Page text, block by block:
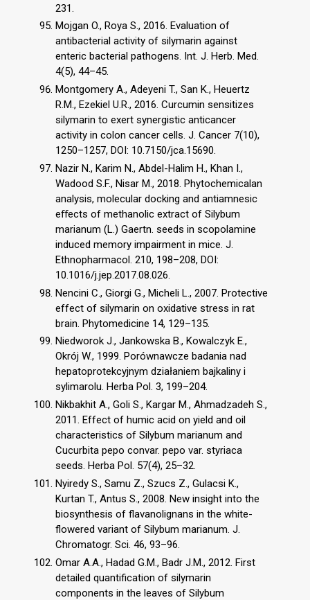
231.
Mojgan O., Roya S., 2016. Evaluation of
antibacterial activity of silymarin against
enteric bacterial pathogens. Int. J. Herb. Med.
4(5), 44–45.
Montgomery A., Adeyeni T., San K., Heuertz
R.M., Ezekiel U.R., 2016. Curcumin sensitizes
silymarin to exert synergistic anticancer
activity in colon cancer cells. J. Cancer 7(10),
1250–1257, DOI: 10.7150/jca.15690.
Nazir N., Karim N., Abdel-Halim H., Khan I.,
Wadood S.F., Nisar M., 2018. Phytochemicalan
analysis, molecular docking and antiamnesic
eﬀects of methanolic extract of Silybum
marianum (L.) Gaertn. seeds in scopolamine
induced memory impairment in mice. J.
Ethnopharmacol. 210, 198–208, DOI:
10.1016/j.jep.2017.08.026.
Nencini C., Giorgi G., Micheli L., 2007. Protective
effect of silymarin on oxidative stress in rat
brain. Phytomedicine 14, 129–135.
Niedworok J., Jankowska B., Kowalczyk E.,
Okrój W., 1999. Porównawcze badania nad
hepatoprotekcyjnym działaniem bajkaliny i
sylimarolu. Herba Pol. 3, 199–204.
Nikbakhit A., Goli S., Kargar M., Ahmadzadeh S.,
2011. Effect of humic acid on yield and oil
characteristics of Silybum marianum and
Cucurbita pepo convar. pepo var. styriaca
seeds. Herba Pol. 57(4), 25–32.
Nyiredy S., Samu Z., Szucs Z., Gulacsi K.,
Kurtan T., Antus S., 2008. New insight into the
biosynthesis of flavanolignans in the white-
flowered variant of Silybum marianum. J.
Chromatogr. Sci. 46, 93–96.
Omar A.A., Hadad G.M., Badr J.M., 2012. First
detailed quantification of silymarin
components in the leaves of Silybum